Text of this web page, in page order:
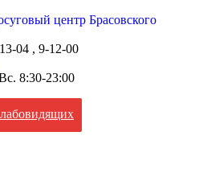
центр Брасовского
04 , 9-12-00
8:30-23:00